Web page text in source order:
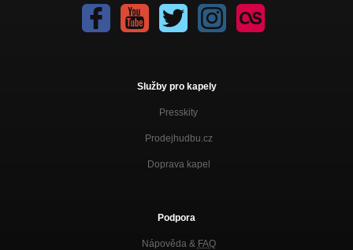
Služby pro kapely
Presskity
Prodejhudbu.cz
Doprava kapel
Podpora
Nápověda & FAQ